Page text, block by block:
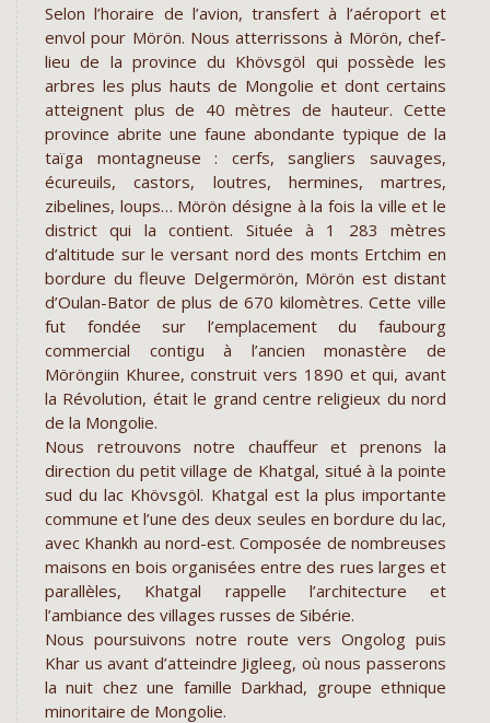
Selon l’horaire de l’avion, transfert à l’aéroport et
envol pour Mörön. Nous atterrissons à Mörön, chef-
lieu de la province du Khövsgöl qui possède les
arbres les plus hauts de Mongolie et dont certains
atteignent plus de 40 mètres de hauteur. Cette
province abrite une faune abondante typique de la
taïga montagneuse : cerfs, sangliers sauvages,
écureuils, castors, loutres, hermines, martres,
zibelines, loups… Mörön désigne à la fois la ville et le
district qui la contient. Située à 1 283 mètres
d’altitude sur le versant nord des monts Ertchim en
bordure du fleuve Delgermörön, Mörön est distant
d’Oulan-Bator de plus de 670 kilomètres. Cette ville
fut fondée sur l’emplacement du faubourg
commercial contigu à l’ancien monastère de
Möröngiin Khuree, construit vers 1890 et qui, avant
la Révolution, était le grand centre religieux du nord
de la Mongolie.
Nous retrouvons notre chauffeur et prenons la
direction du petit village de Khatgal, situé à la pointe
sud du lac Khövsgöl. Khatgal est la plus importante
commune et l’une des deux seules en bordure du lac,
avec Khankh au nord-est. Composée de nombreuses
maisons en bois organisées entre des rues larges et
parallèles, Khatgal rappelle l’architecture et
l’ambiance des villages russes de Sibérie.
Nous poursuivons notre route vers Ongolog puis
Khar us avant d’atteindre Jigleeg, où nous passerons
la nuit chez une famille Darkhad, groupe ethnique
minoritaire de Mongolie.